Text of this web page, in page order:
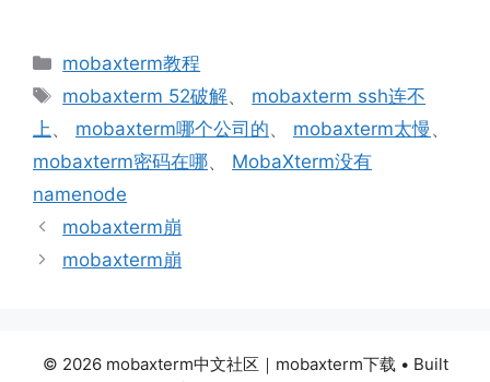
分
mobaxterm教程
标
mobaxterm 52破解、 mobaxterm ssh连不
上 、 mobaxterm哪个公司的、 mobaxterm太慢 、
mobaxterm密码在哪、 MobaXterm没有
namenode
mobaxterm崩
mobaxterm崩
© 2026 mobaxterm中文社区｜mobaxterm下载 • Built